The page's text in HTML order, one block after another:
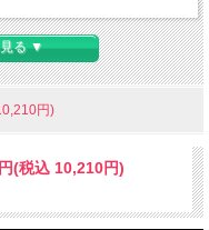
そしてショウガ科の植物アルピ
の向上が期待されます。
/ エネキストラ」を配合す
る ▼
円)
(税込 10,210円)